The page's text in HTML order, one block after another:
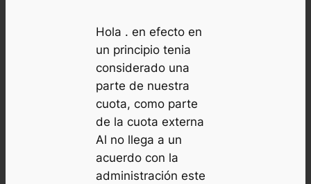
Hola . en efecto en
un principio tenia
considerado una
parte de nuestra
cuota, como parte
de la cuota externa
Al no llega a un
acuerdo con la
administración este